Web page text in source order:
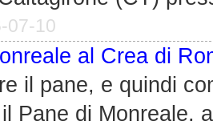
07-10
al Crea di
il pane, e quindi
Pane di Monreale,